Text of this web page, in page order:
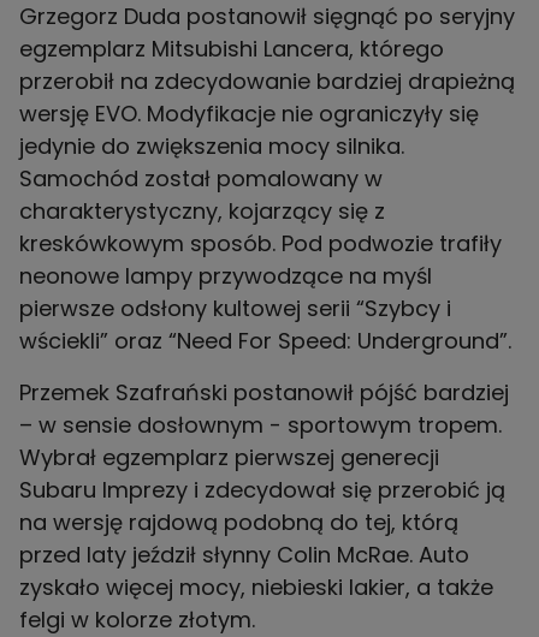
Grzegorz Duda postanowił sięgnąć po seryjny
egzemplarz Mitsubishi Lancera, którego
przerobił na zdecydowanie bardziej drapieżną
wersję EVO. Modyfikacje nie ograniczyły się
jedynie do zwiększenia mocy silnika.
Samochód został pomalowany w
charakterystyczny, kojarzący się z
kreskówkowym sposób. Pod podwozie trafiły
neonowe lampy przywodzące na myśl
pierwsze odsłony kultowej serii “Szybcy i
wściekli” oraz “Need For Speed: Underground”.
Przemek Szafrański postanowił pójść bardziej
– w sensie dosłownym - sportowym tropem.
Wybrał egzemplarz pierwszej generecji
Subaru Imprezy i zdecydował się przerobić ją
na wersję rajdową podobną do tej, którą
przed laty jeździł słynny Colin McRae. Auto
zyskało więcej mocy, niebieski lakier, a także
felgi w kolorze złotym.